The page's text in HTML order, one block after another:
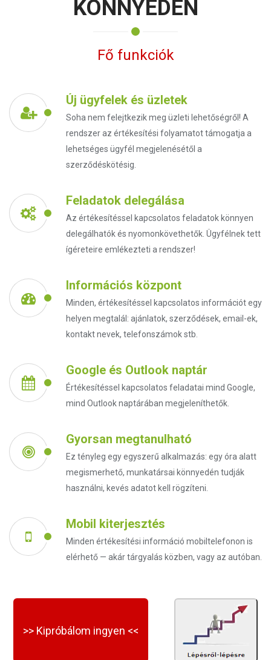
KÖNNYEDÉN
Fő funkciók
Új ügyfelek és üzletek
Soha nem felejtkezik meg üzleti lehetőségről! A
rendszer az értékesítési folyamatot támogatja a
lehetséges ügyfél megjelenésétől a
szerződéskötésig.
Feladatok delegálása
Az értékesítéssel kapcsolatos feladatok könnyen
delegálhatók és nyomonkövethetők. Ügyfélnek tett
ígéreteire emlékezteti a rendszer!
Információs központ
Minden, értékesítéssel kapcsolatos információt egy
helyen megtalál: ajánlatok, szerződések, email-ek,
kontakt nevek, telefonszámok stb.
Google és Outlook naptár
Értékesítéssel kapcsolatos feladatai mind Google,
mind Outlook naptárában megjeleníthetők.
Gyorsan megtanulható
Ez tényleg egy egyszerű alkalmazás: egy óra alatt
megismerhető, munkatársai könnyedén tudják
használni, kevés adatot kell rögzíteni.
Mobil kiterjesztés
Minden értékesítési információ mobiltelefonon is
elérhető — akár tárgyalás közben, vagy az autóban.
>> Kipróbálom ingyen <<